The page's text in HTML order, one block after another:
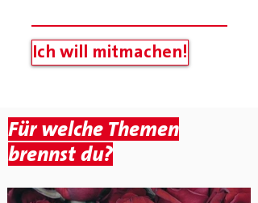
Ich will mitmachen!
Für welche Themen
brennst du?